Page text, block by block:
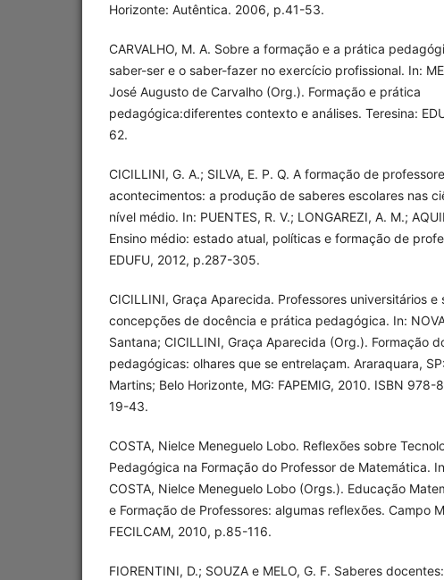
Horizonte: Autêntica. 2006, p.41-53.
CARVALHO, M. A. Sobre a formação e a prática
saber-ser e o saber-fazer no exercício profissional. In:
José Augusto de Carvalho (Org.). Formação e prática
pedagógica:diferentes contexto e análises. Teresina:
62.
CICILLINI, G. A.; SILVA, E. P. Q. A formação de
acontecimentos: a produção de saberes escolares nas
nível médio. In: PUENTES, R. V.; LONGAREZI, A. M.;
Ensino médio: estado atual, políticas e formação de
EDUFU, 2012, p.287-305.
CICILLINI, Graça Aparecida. Professores universitários e
concepções de docência e prática pedagógica. In:
Santana; CICILLINI, Graça Aparecida (Org.). Formação
pedagógicas: olhares que se entrelaçam. Araraquara,
Martins; Belo Horizonte, MG: FAPEMIG, 2010. ISBN
19-43.
COSTA, Nielce Meneguelo Lobo. Reflexões sobre
Pedagógica na Formação do Professor de Matemática.
COSTA, Nielce Meneguelo Lobo (Orgs.). Educação
e Formação de Professores: algumas reflexões. Campo
FECILCAM, 2010, p.85-116.
FIORENTINI, D.; SOUZA e MELO, G. F. Saberes